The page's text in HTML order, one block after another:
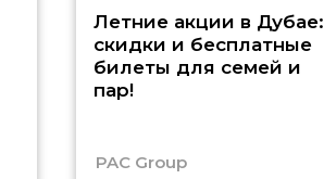
Летние акции в Дубае:
скидки и бесплатные
билеты для семей и
пар!
PAC Group